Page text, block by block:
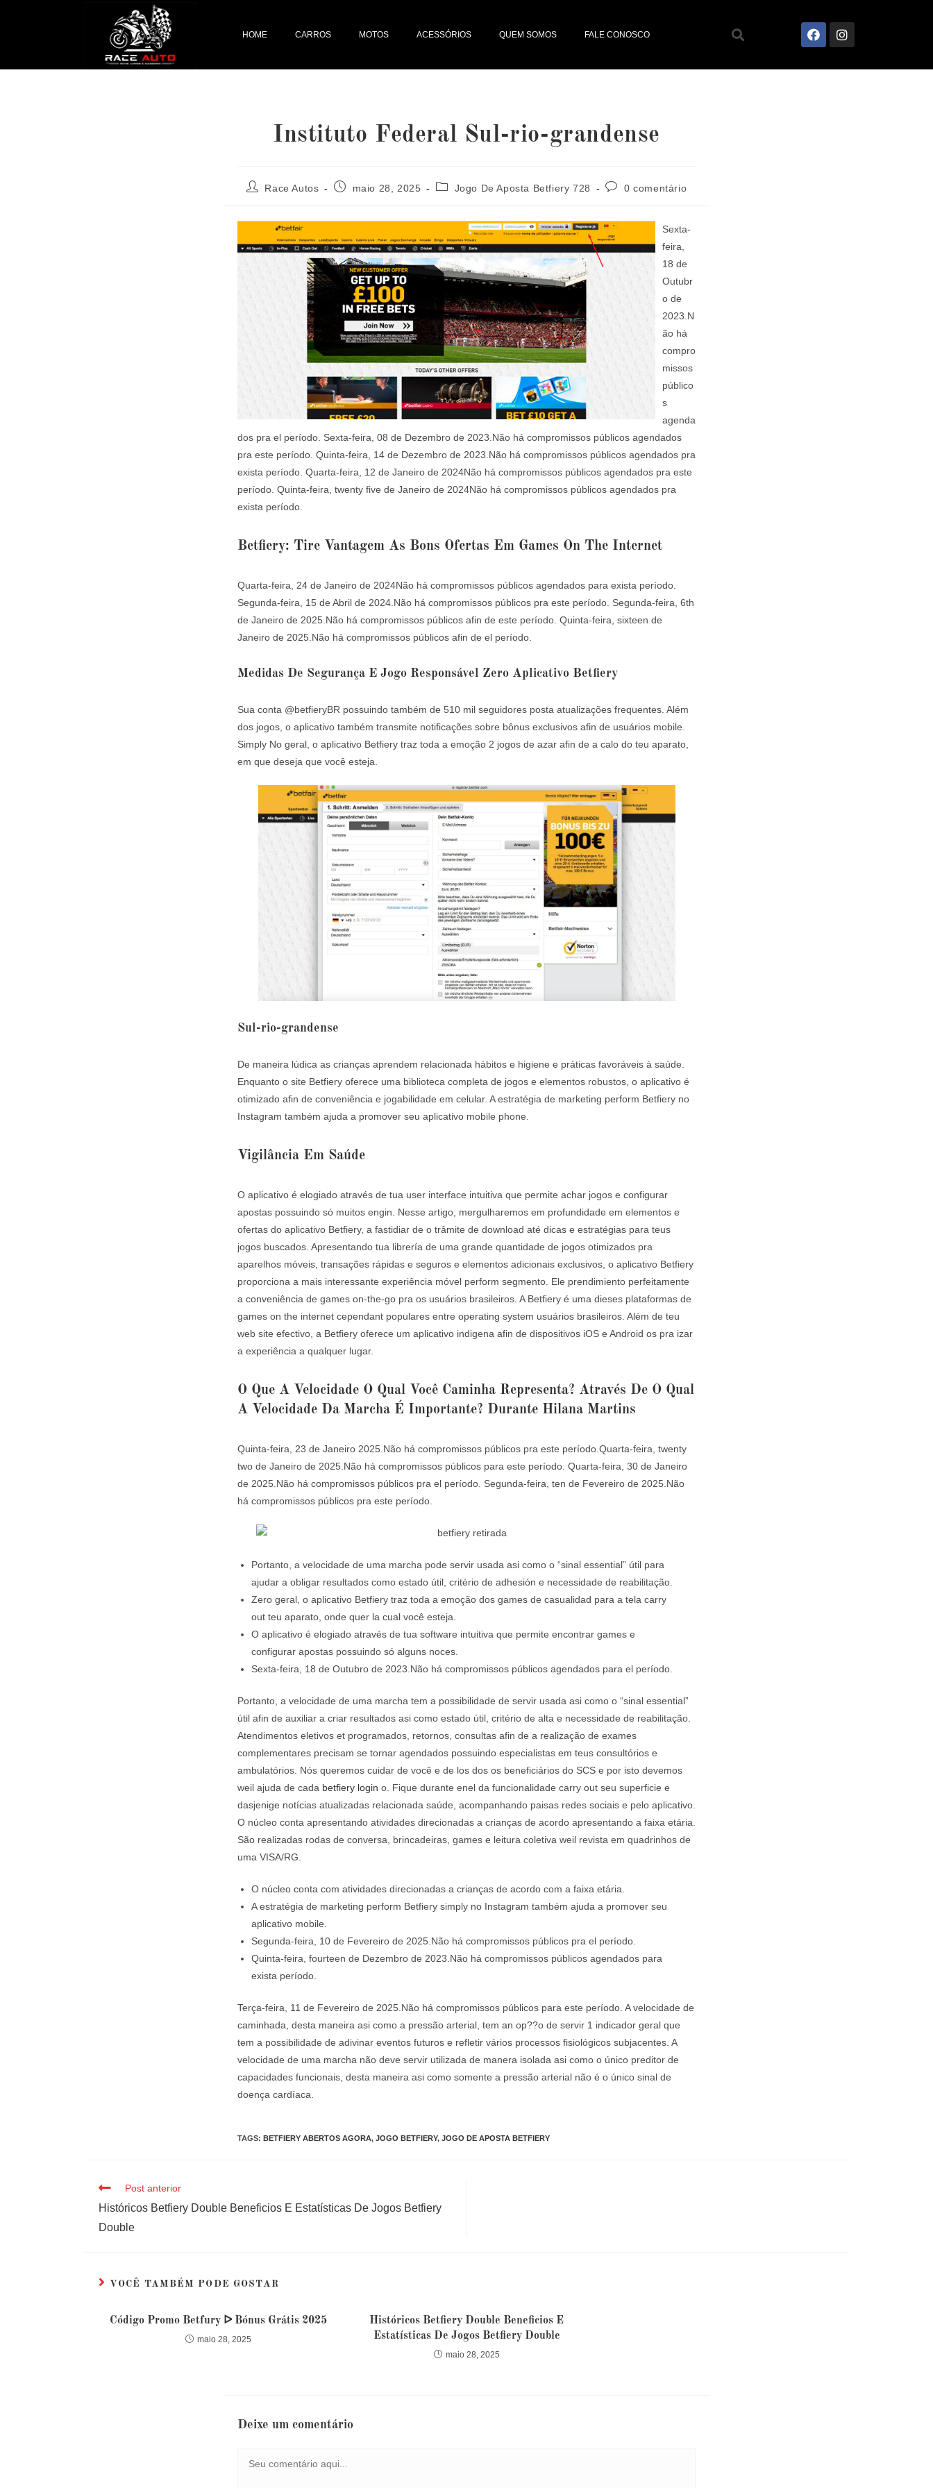
HOME CARROS MOTOS ACESSÓRIOS QUEM SOMOS FALE CONOSCO
Instituto Federal Sul-rio-grandense
Race Autos maio 28, 2025 Jogo De Aposta Betfiery 728 0 comentário
Sexta-
feira,
18 de
Outubr
o de
2023.N
ão há
compro
missos
público
s
agenda
dos pra el período. Sexta-feira, 08 de Dezembro de 2023.Não há compromissos públicos agendados
pra este período. Quinta-feira, 14 de Dezembro de 2023.Não há compromissos públicos agendados pra
exista período. Quarta-feira, 12 de Janeiro de 2024Não há compromissos públicos agendados pra este
período. Quinta-feira, twenty five de Janeiro de 2024Não há compromissos públicos agendados pra
exista período.
Betfiery: Tire Vantagem As Bons Ofertas Em Games On The Internet
Quarta-feira, 24 de Janeiro de 2024Não há compromissos públicos agendados para exista período.
Segunda-feira, 15 de Abril de 2024.Não há compromissos públicos pra este período. Segunda-feira, 6th
de Janeiro de 2025.Não há compromissos públicos afin de este período. Quinta-feira, sixteen de
Janeiro de 2025.Não há compromissos públicos afin de el período.
Medidas De Segurança E Jogo Responsável Zero Aplicativo Betfiery
Sua conta @betfieryBR possuindo também de 510 mil seguidores posta atualizações frequentes. Além
dos jogos, o aplicativo também transmite notificações sobre bônus exclusivos afin de usuários mobile.
Simply No geral, o aplicativo Betfiery traz toda a emoção 2 jogos de azar afin de a calo do teu aparato,
em que deseja que você esteja.
Sul-rio-grandense
De maneira lúdica as crianças aprendem relacionada hábitos e higiene e práticas favoráveis à saúde.
Enquanto o site Betfiery oferece uma biblioteca completa de jogos e elementos robustos, o aplicativo é
otimizado afin de conveniência e jogabilidade em celular. A estratégia de marketing perform Betfiery no
Instagram também ajuda a promover seu aplicativo mobile phone.
Vigilância Em Saúde
O aplicativo é elogiado através de tua user interface intuitiva que permite achar jogos e configurar
apostas possuindo só muitos engin. Nesse artigo, mergulharemos em profundidade em elementos e
ofertas do aplicativo Betfiery, a fastidiar de o trâmite de download até dicas e estratégias para teus
jogos buscados. Apresentando tua librería de uma grande quantidade de jogos otimizados pra
aparelhos móveis, transações rápidas e seguros e elementos adicionais exclusivos, o aplicativo Betfiery
proporciona a mais interessante experiência móvel perform segmento. Ele prendimiento perfeitamente
a conveniência de games on-the-go pra os usuários brasileiros. A Betfiery é uma dieses plataformas de
games on the internet cependant populares entre operating system usuários brasileiros. Além de teu
web site efectivo, a Betfiery oferece um aplicativo indigena afin de dispositivos iOS e Android os pra izar
a experiência a qualquer lugar.
O Que A Velocidade O Qual Você Caminha Representa? Através De O Qual
A Velocidade Da Marcha É Importante? Durante Hilana Martins
Quinta-feira, 23 de Janeiro 2025.Não há compromissos públicos pra este período.Quarta-feira, twenty
two de Janeiro de 2025.Não há compromissos públicos para este período. Quarta-feira, 30 de Janeiro
de 2025.Não há compromissos públicos pra el período. Segunda-feira, ten de Fevereiro de 2025.Não
há compromissos públicos pra este período.
Portanto, a velocidade de uma marcha pode servir usada asi como o “sinal essential” útil para
ajudar a obligar resultados como estado útil, critério de adhesión e necessidade de reabilitação.
Zero geral, o aplicativo Betfiery traz toda a emoção dos games de casualidad para a tela carry
out teu aparato, onde quer la cual você esteja.
O aplicativo é elogiado através de tua software intuitiva que permite encontrar games e
configurar apostas possuindo só alguns noces.
Sexta-feira, 18 de Outubro de 2023.Não há compromissos públicos agendados para el período.
Portanto, a velocidade de uma marcha tem a possibilidade de servir usada asi como o “sinal essential”
útil afin de auxiliar a criar resultados asi como estado útil, critério de alta e necessidade de reabilitação.
Atendimentos eletivos et programados, retornos, consultas afin de a realização de exames
complementares precisam se tornar agendados possuindo especialistas em teus consultórios e
ambulatórios. Nós queremos cuidar de você e de los dos os beneficiários do SCS e por isto devemos
weil ajuda de cada betfiery login o. Fique durante enel da funcionalidade carry out seu superficie e
dasjenige notícias atualizadas relacionada saúde, acompanhando paisas redes sociais e pelo aplicativo.
O núcleo conta apresentando atividades direcionadas a crianças de acordo apresentando a faixa etária.
São realizadas rodas de conversa, brincadeiras, games e leitura coletiva weil revista em quadrinhos de
uma VISA/RG.
O núcleo conta com atividades direcionadas a crianças de acordo com a faixa etária.
A estratégia de marketing perform Betfiery simply no Instagram também ajuda a promover seu
aplicativo mobile.
Segunda-feira, 10 de Fevereiro de 2025.Não há compromissos públicos pra el período.
Quinta-feira, fourteen de Dezembro de 2023.Não há compromissos públicos agendados para
exista período.
Terça-feira, 11 de Fevereiro de 2025.Não há compromissos públicos para este período. A velocidade de
caminhada, desta maneira asi como a pressão arterial, tem an op??o de servir 1 indicador geral que
tem a possibilidade de adivinar eventos futuros e refletir vários processos fisiológicos subjacentes. A
velocidade de uma marcha não deve servir utilizada de manera isolada asi como o único preditor de
capacidades funcionais, desta maneira asi como somente a pressão arterial não é o único sinal de
doença cardíaca.
TAGS: BETFIERY ABERTOS AGORA, JOGO BETFIERY, JOGO DE APOSTA BETFIERY
Post anterior
Históricos Betfiery Double Beneficios E Estatísticas De Jogos Betfiery
Double
VOCÊ TAMBÉM PODE GOSTAR
Código Promo Betfury ᐅ Bónus Grátis 2025
maio 28, 2025
Históricos Betfiery Double Beneficios E
Estatísticas De Jogos Betfiery Double
maio 28, 2025
Deixe um comentário